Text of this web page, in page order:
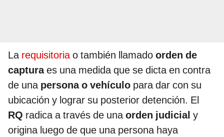
Larequisitoriao también llamado orden de
capturaes una medida que se dicta en contra
de unapersona o vehículo para dar con su
ubicación y lograr su posterior detención. El
RQ radica a través de unaorden judicial y
origina luego de que una persona haya